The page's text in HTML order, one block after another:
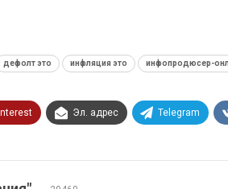
дефолт это инфляция это инфопродюсер-
Эл. адрес Telegram